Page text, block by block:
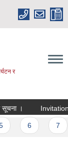
र
Invitation For